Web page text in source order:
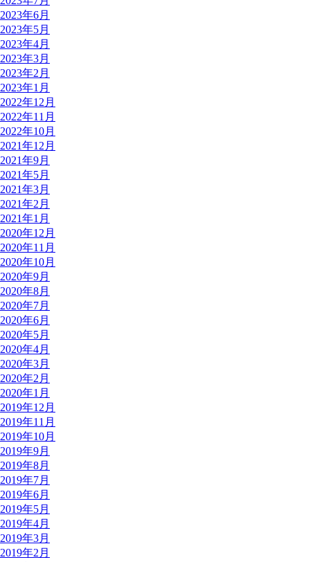
2023年6月
2023年5月
2023年4月
2023年3月
2023年2月
2023年1月
2022年12月
2022年11月
2022年10月
2021年12月
2021年9月
2021年5月
2021年3月
2021年2月
2021年1月
2020年12月
2020年11月
2020年10月
2020年9月
2020年8月
2020年7月
2020年6月
2020年5月
2020年4月
2020年3月
2020年2月
2020年1月
2019年12月
2019年11月
2019年10月
2019年9月
2019年8月
2019年7月
2019年6月
2019年5月
2019年4月
2019年3月
2019年2月